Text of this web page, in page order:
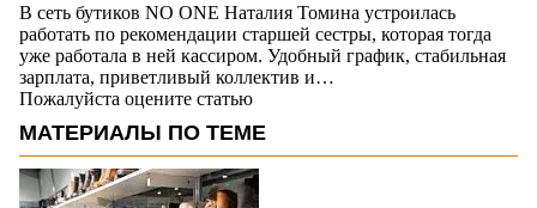
В сеть бутиков NO ONE Наталия Томина устроилась
работать по рекомендации старшей сестры, которая тогда
уже работала в ней кассиром. Удобный график, стабильная
зарплата, приветливый коллектив и…
Пожалуйста оцените статью
МАТЕРИАЛЫ ПО ТЕМЕ